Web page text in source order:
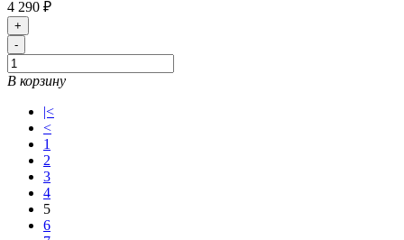
4 290 ₽
+
-
В корзину
|<
<
1
2
3
4
5
6